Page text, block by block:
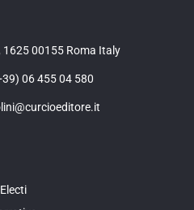
1625 00155 Roma Italy
06 455 04 580
Electi